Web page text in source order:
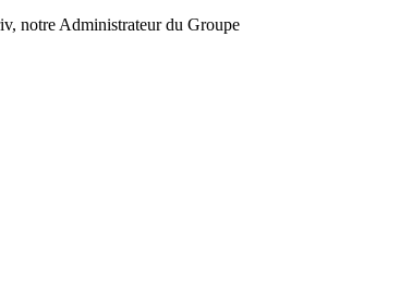
notre Administrateur du Groupe